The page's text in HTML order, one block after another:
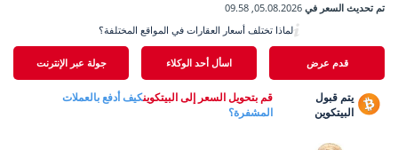
تم تحديث السعر في 05.08.2026, 09.58
قدم عرض اسأل أحد الوكلاء جولة عبر الإنترنت
لماذا تختلف أسعار العقارات في المواقع المختلفة؟
يتم قبول
البيتكوين
قم بتحويل السعر إلى البيتكوينكيف أدفع بالعملات
المشفرة؟